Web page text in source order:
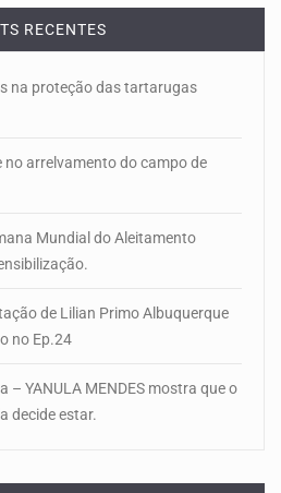
RECENTES
na proteção das tartarugas
no arrelvamento do campo de
Mundial do Aleitamento
de Lilian Primo Albuquerque
no Ep.24
– YANULA MENDES mostra que o
decide estar.